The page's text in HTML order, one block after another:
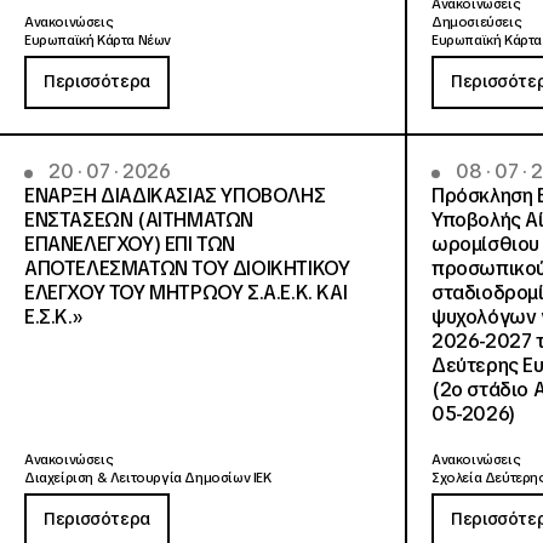
Ανακοινώσεις
Ευρωπαϊκή Κάρτα Νέων
Περισσότερα
Ανακοινώσεις
Δημοσιεύσεις
Ευρωπαϊκή
20 · 07 · 2026
ΕΝΑΡΞΗ ΔΙΑΔΙΚΑΣΙΑΣ ΥΠΟΒΟΛΗΣ
ΕΝΣΤΑΣΕΩΝ (ΑΙΤΗΜΑΤΩΝ
ΕΠΑΝΕΛΕΓΧΟΥ) ΕΠΙ ΤΩΝ
ΑΠΟΤΕΛΕΣΜΑΤΩΝ ΤΟΥ ΔΙΟΙΚΗΤΙΚΟΥ
ΕΛΕΓΧΟΥ ΤΟΥ ΜΗΤΡΩΟΥ Σ.Α.Ε.Κ. ΚΑΙ
Ε.Σ.Κ.»
Ανακοινώσεις
Διαχείριση & Λειτουργία Δημοσίων ΙΕΚ
Περισσότερα
08 · 07 ·
Πρόσκληση
Υποβολής
ωρομίσθιου
ψυχολόγων
2026-2027
Δεύτερης
(2ο
05-2026)
Ανακοινώσεις
Σχολεία